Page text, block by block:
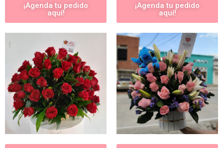
¡Agenda tu pedido
aquí!
¡Agenda tu pedido
aquí!